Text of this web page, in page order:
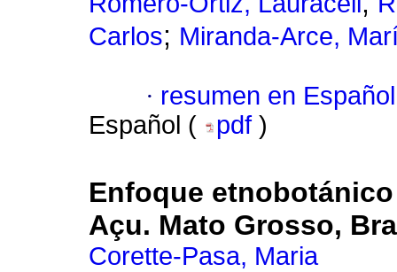
Carlos; Miranda-Arce,
· resumen en Español
Español (
pdf )
Enfoque
Açu. Mato Grosso,
Corette-Pasa, Maria